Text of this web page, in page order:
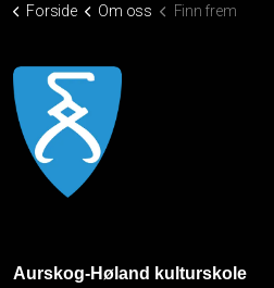
Forside Om oss Finn frem
Aurskog-Høland kulturskole